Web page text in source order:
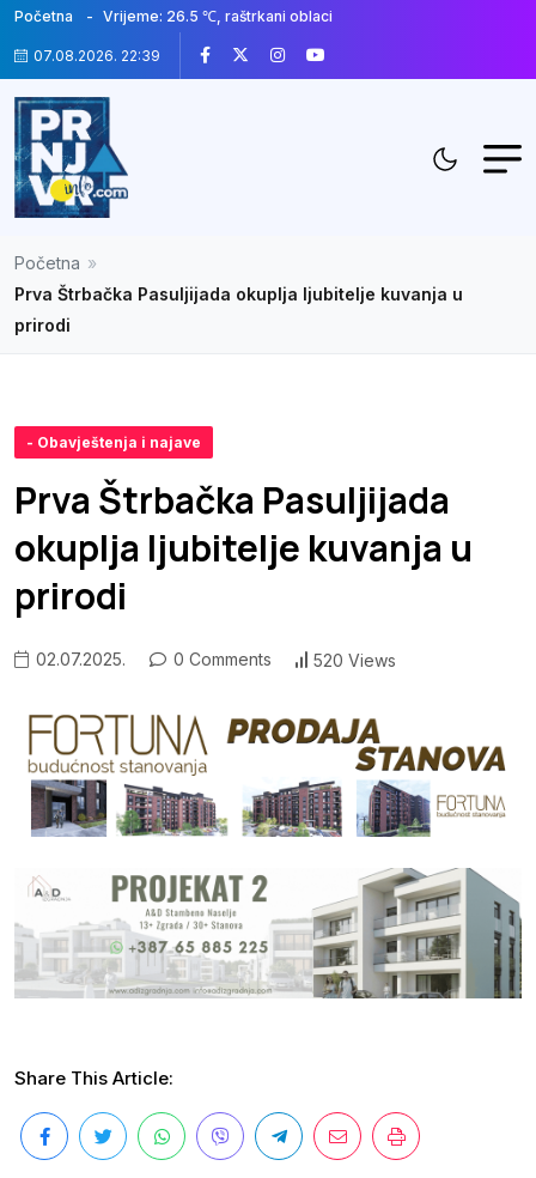
Početna Vrijeme: 26.5 ℃, raštrkani oblaci
07.08.2026. 22:40
Početna »
Prva Štrbačka Pasuljijada okuplja ljubitelje kuvanja u
prirodi
- Obavještenja i najave
Prva Štrbačka Pasuljijada
okuplja ljubitelje kuvanja u
prirodi
02.07.2025. 0 Comments 520 Views
Share This Article: